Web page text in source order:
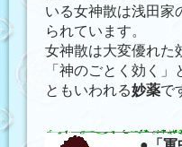
いる女神散は浅田家
られています。
女神散は大変優れた
「神のごとく効く」
ともいわれる妙薬で